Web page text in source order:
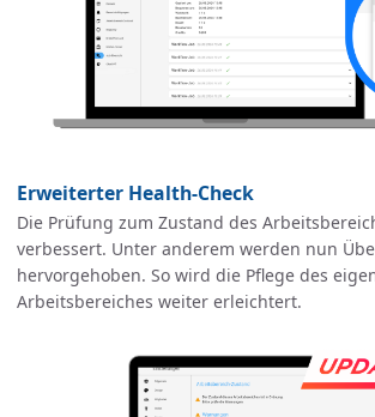
Erweiterter Health-Check
Die Prüfung zum Zustand des
verbessert. Unter anderem werden nun
hervorgehoben. So wird die Pflege des
Arbeitsbereiches weiter erleichtert.